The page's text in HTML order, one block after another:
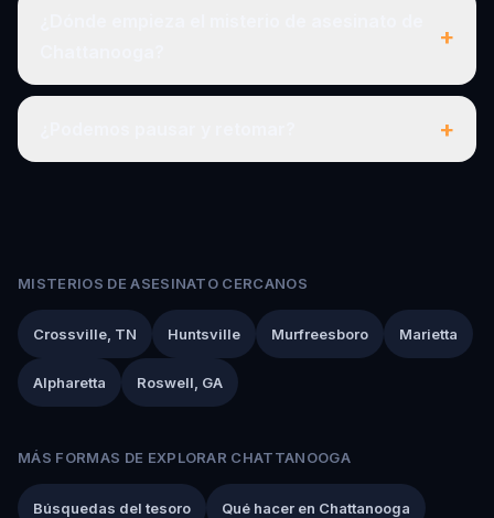
+
+
MISTERIOS DE ASESINATO CERCANOS
Crossville, TN Huntsville Murfreesboro Marietta
Alpharetta Roswell, GA
MÁS FORMAS DE EXPLORAR CHATTANOOGA
Búsquedas del tesoro Qué hacer en Chattanooga